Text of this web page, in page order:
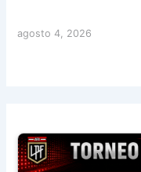
agosto 4, 2026